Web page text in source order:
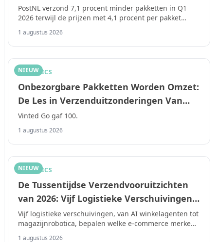
in 2026
PostNL verzond 7,1 procent minder pakketten in Q1
2026 terwijl de prijzen met 4,1 procent per pakket
1 augustus 2026
NIEUW
LOGISTICS
Onbezorgbare Pakketten Worden Omzet:
De Les in Verzenduitzonderingen Van
Vinted Go's Experiment Met 100.000
Pakketten
Vinted Go gaf 100.
1 augustus 2026
NIEUW
LOGISTICS
De Tussentijdse Verzendvooruitzichten
van 2026: Vijf Logistieke Verschuivingen
Die Groeiende E-Commerce Merken
Onderscheiden van Stagnerende
Vijf logistieke verschuivingen, van AI winkelagenten tot
magazijnrobotica, bepalen welke e-commerce merken
1 augustus 2026